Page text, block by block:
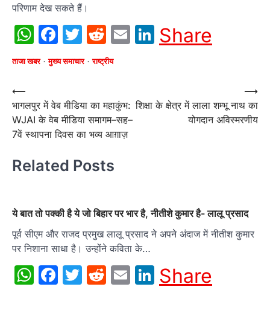
परिणाम देख सकते हैं।
WhatsApp
Facebook
Twitter
Reddit
EmailLinkedIn
Share
ताजा खबर मुख्य समाचार राष्ट्रीय
Post
navigation
⟵
भागलपुर में वेब मीडिया का महाकुंभ:
WJAI के वेब मीडिया समागम–सह–
7वें स्थापना दिवस का भव्य आग़ाज़
शिक्षा के क्षेत्र में लाला शम्भू नाथ का
योगदान अविस्मरणीय
⟶
Related Posts
ये बात तो पक्की है ये जो बिहार पर भार है, नीतीशे कुमार है- लालू प्रसाद
पूर्व सीएम और राजद प्रमुख लालू प्रसाद ने अपने अंदाज में नीतीश कुमार
पर निशाना साधा है। उन्होंने कविता के…
WhatsApp
Facebook
Twitter
Reddit
EmailLinkedIn
Share